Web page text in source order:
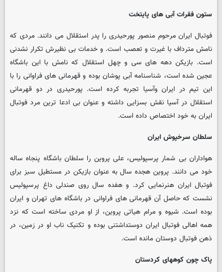
ستون فقرات آبی های پایتخت
فوتبال ایران مرحوم منصور پورحیدری را پدر استقلال می دانند. مردی که
نامش مترداف با غیرت و تعصب است. و خدمات بی نظیرش تکرار نشدنی
است. بازیکن دهه های سی و چهل استقلال که نامش با این باشگاه
عجین شده است، شناسنامه آبی پوشان بوده و قهرمانی های فراوانی را با
این تیم در ایران وآسیا تجربه کرده است. پورحیدری در دو قهرمانی
استقلال در آسیا نقش بسزایی داشته و عنوان بی ادعا ترین مرد فوتبال
ایران به خود اختصاص داده است.
سلطان سرخپوش ایران
هواداران بی شمار پرسپولیس، علی پروین را سلطان باشگاه پنجاه ساله
خود می دانند. پروین هجده سال به عنوان بازیکن در مستطیل سبز برای
فوتبال ایران هنرنمایی کرد. و هفده سال روی صندلی داغ پرسپولیس
نشست که حاصل آن قهرمانی های فراوانی در باشگاه های تهران و ایران
بوده است. شیوه و مرام هیاتی پروین، از او مردی ساخته است که نزد
همه اهالی فوتبال ایران دوستداشتنی بوده و تکنیک ناب او در زمین، در
ذهن فوتبال دوستان مانده است.
پاک چون کوههای کردستان